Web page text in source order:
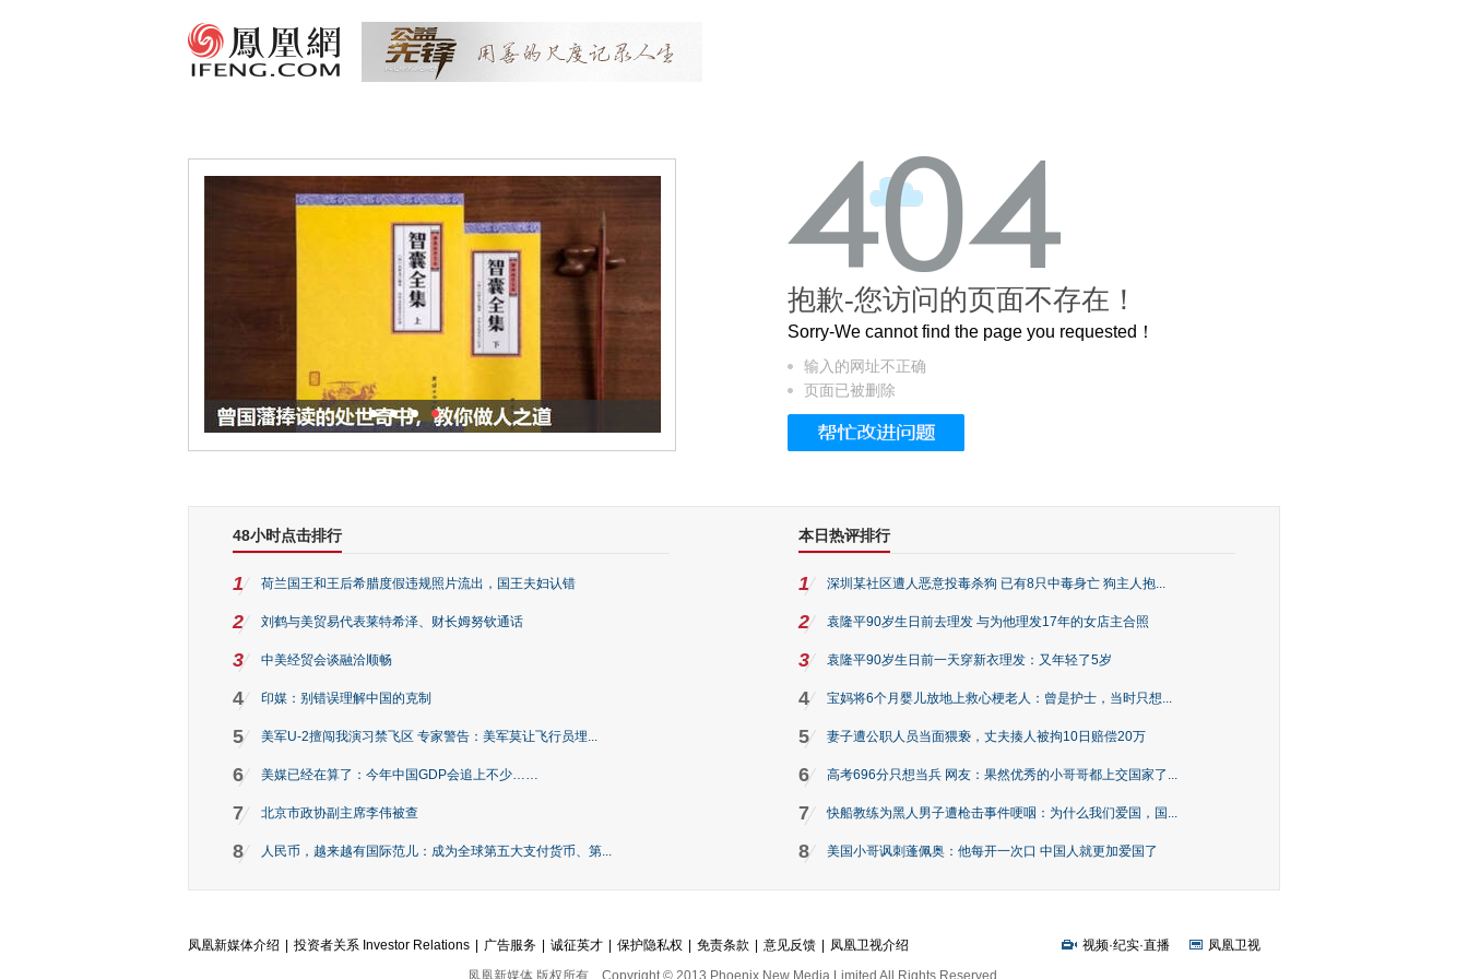
1 2 3 4
抱歉-您访问的页面不存在！
Sorry-We cannot find the page you requested！
输入的网址不正确
页面已被删除
48小时点击排行
1 荷兰国王和王后希腊度假违规照片流出，国王夫妇认错
2 刘鹤与美贸易代表莱特希泽、财长姆努钦通话
3 中美经贸会谈融洽顺畅
4 印媒：别错误理解中国的克制
5 美军U-2擅闯我演习禁飞区 专家警告：美军莫让飞行员埋...
6 美媒已经在算了：今年中国GDP会追上不少……
7 北京市政协副主席李伟被查
8 人民币，越来越有国际范儿：成为全球第五大支付货币、第...
本日热评排行
1 深圳某社区遭人恶意投毒杀狗 已有8只中毒身亡 狗主人抱...
2 袁隆平90岁生日前去理发 与为他理发17年的女店主合照
3 袁隆平90岁生日前一天穿新衣理发：又年轻了5岁
4 宝妈将6个月婴儿放地上救心梗老人：曾是护士，当时只想...
5 妻子遭公职人员当面猥亵，丈夫揍人被拘10日赔偿20万
6 高考696分只想当兵 网友：果然优秀的小哥哥都上交国家了...
7 快船教练为黑人男子遭枪击事件哽咽：为什么我们爱国，国...
8 美国小哥讽刺蓬佩奥：他每开一次口 中国人就更加爱国了
凤凰新媒体介绍 投资者关系 Investor Relations 广告服务 诚征英才 保护隐私权 免责条款 意见反馈 凤凰卫视介绍 视频·纪实·直播
凤凰卫视
凤凰新媒体 版权所有 Copyright © 2013 Phoenix New Media Limited All Rights Reserved.